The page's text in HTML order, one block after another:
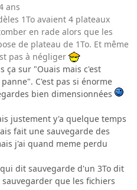
ans
1To avaient 4 plateaux
en rade alors que les
de plateau de 1To. Et même
pas à négliger
ça sur "Ouais mais c'est
C'est pas si énorme
bien dimensionnées
justement y'a quelque temps
fait une sauvegarde des
j'ai quand meme perdu
dit sauvegarde d'un 3To dit
que les fichiers